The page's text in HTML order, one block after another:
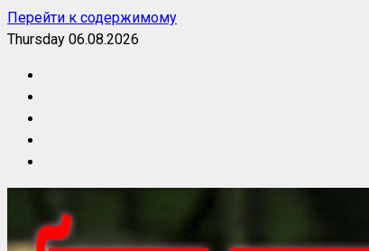
Перейти к содержимому
Thursday 06.08.2026